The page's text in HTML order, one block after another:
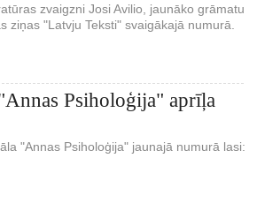
zvaigzni Josi Avilio, jaunāko grāmatu
ziņas "Latvju Teksti" svaigākajā numurā.
Psiholoģija" aprīļa
"Annas Psiholoģija" jaunajā numurā lasi: